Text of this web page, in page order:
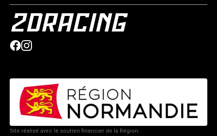
Site réalisé avec le soutien financier de la Région.